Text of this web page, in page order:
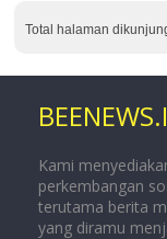
Total halaman
Kami
perkembangan
terutama berita
yang diramu